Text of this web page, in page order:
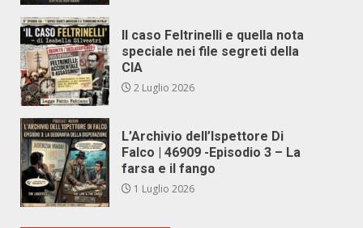
Il caso Feltrinelli e quella nota
speciale nei file segreti della
CIA
2 Luglio 2026
L’Archivio dell’Ispettore Di
Falco | 46909 -Episodio 3 – La
farsa e il fango
1 Luglio 2026